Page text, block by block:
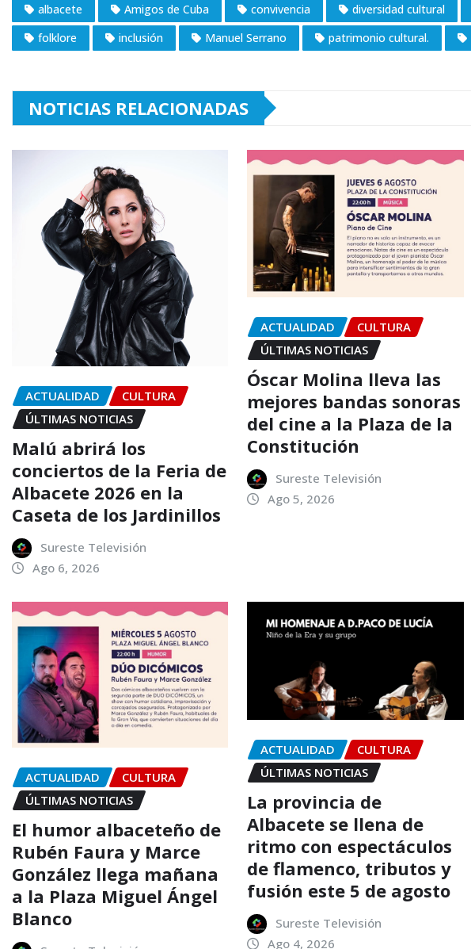
albacete Amigos de Cuba convivencia diversidad cultural
folklore
inclusión Manuel Serrano patrimonio cultural.
NOTICIAS RELACIONADAS
ACTUALIDAD
CULTURA
ÚLTIMAS NOTICIAS
Malú abrirá los
conciertos de la Feria de
Albacete 2026 en la
Caseta de los Jardinillos
Sureste Televisión
Ago 6, 2026
ACTUALIDAD
CULTURA
ÚLTIMAS NOTICIAS
Óscar Molina lleva las
mejores bandas sonoras
del cine a la Plaza de la
Constitución
Sureste Televisión
Ago 5, 2026
ACTUALIDAD
CULTURA
ÚLTIMAS NOTICIAS
El humor albaceteño de
Rubén Faura y Marce
González llega mañana
a la Plaza Miguel Ángel
Blanco
ACTUALIDAD
CULTURA
ÚLTIMAS NOTICIAS
La provincia de
Albacete se llena de
ritmo con espectáculos
de flamenco, tributos y
fusión este 5 de agosto
Sureste Televisión
Ago 4, 2026